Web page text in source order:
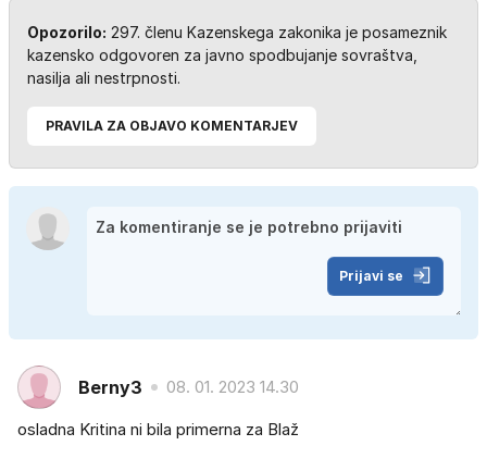
Opozorilo: 297. členu Kazenskega zakonika je posameznik
kazensko odgovoren za javno spodbujanje sovraštva,
nasilja ali nestrpnosti.
PRAVILA ZA OBJAVO KOMENTARJEV
Prijavi se
Berny3 08. 01. 2023 14.30
osladna Kritina ni bila primerna za Blaž